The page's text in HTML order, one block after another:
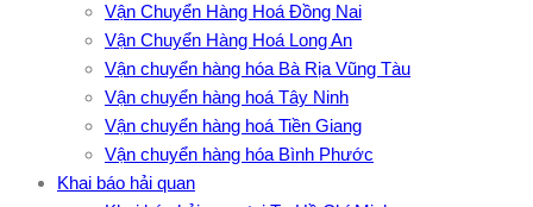
Vận Chuyển Hàng Hoá Đồng Nai
Vận Chuyển Hàng Hoá Long An
Vận chuyển hàng hóa Bà Rịa Vũng Tàu
Vận chuyển hàng hoá Tây Ninh
Vận chuyển hàng hoá Tiền Giang
Vận chuyển hàng hóa Bình Phước
Khai báo hải quan